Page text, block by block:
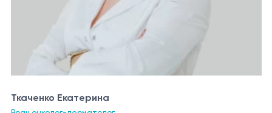
Ткаченко Екатерина